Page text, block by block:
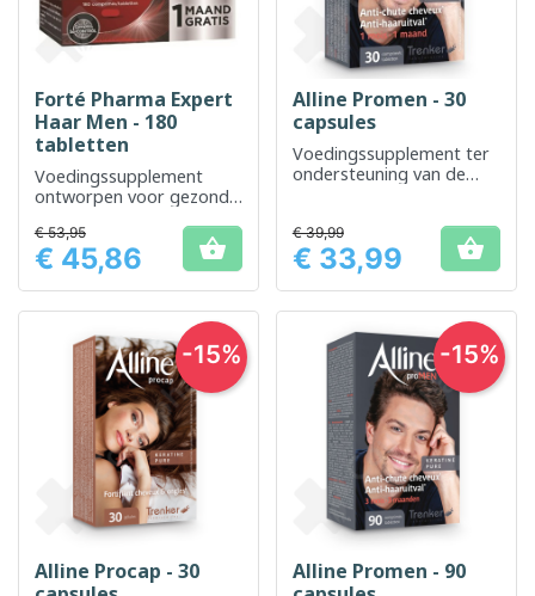
Forté Pharma Expert
Haar Men - 180
tabletten
Voedingssupplement
ontworpen voor gezond
Prijs
€ 53,95
€ 45,86 
Alline Promen - 30
capsules
Voedingssupplement ter
ondersteuning van de
Prijs
€ 39,99
€ 33,99 
Alline Procap - 30
-15%
Alline Promen - 90
-15%